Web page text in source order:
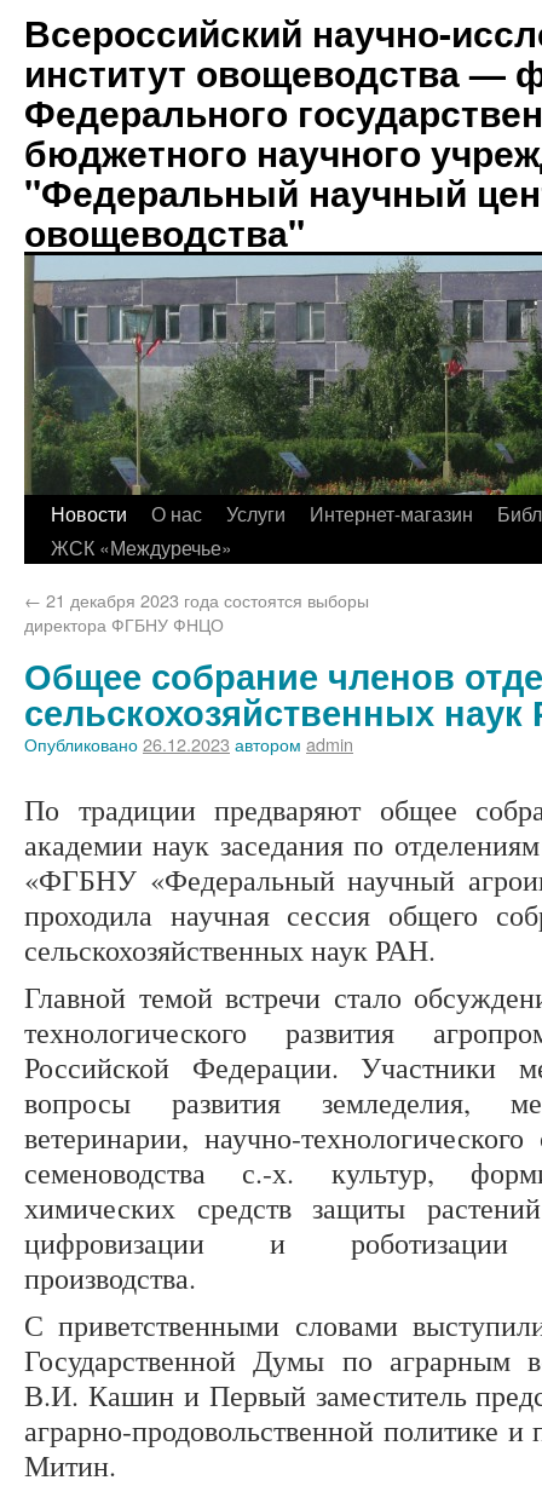
Всероссийский научно-
институт овощеводства —
Федерального
бюджетного научного
"Федеральный научный
овощеводства"
Новости О нас Услуги Интернет-магазин
ЖСК «Междуречье»
← 21 декабря 2023 года состоятся выборы
директора ФГБНУ ФНЦО
Общее собрание членов
сельскохозяйственных наук
Опубликовано26.12.2023 автором admin
По традиции предваряют общее
академии наук заседания по
«ФГБНУ «Федеральный научный
проходила научная сессия общего
сельскохозяйственных наук РАН.
Главной темой встречи стало
технологического развития
Российской Федерации. Участники
вопросы развития земледелия,
ветеринарии, научно-
семеноводства с.-х. культур,
химических средств защиты
цифровизации и роботизации
производства.
С приветственными словами
Государственной Думы по аграрным
В.И. Кашин и Первый заместитель
аграрно-продовольственной политике
Митин.